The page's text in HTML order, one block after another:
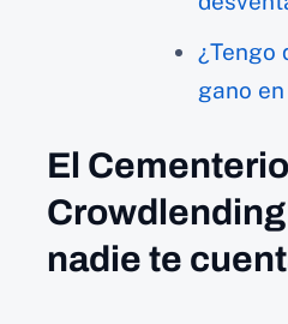
¿Tengo
gano
El Cementerio
nadie te